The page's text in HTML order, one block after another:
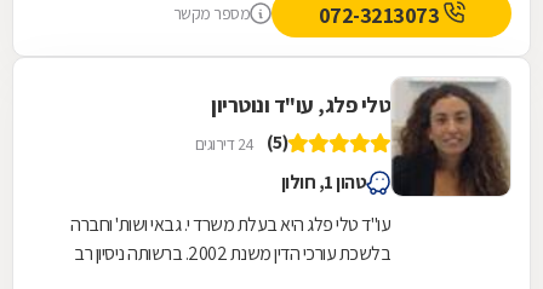
מספר מקשר
טלי פלג, עו"ד ונוטריון
(5) 24 דירוגים
טהון 1, חולון
עו"ד טלי פלג היא בעלת משרד י. גבאי ושות' וחברה
בלשכת עורכי הדין משנת 2002. ברשותה ניסיון רב